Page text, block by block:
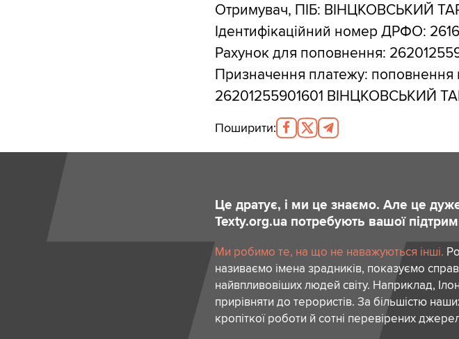
Отримувач, ПІБ: ВІНЦКОВСЬКИЙ
Ідентифікаційний номер ДРФО:
Рахунок для поповнення:
Призначення платежу:
26201255901601 ВІНЦКОВСЬКИЙ
Поширити:
Це дратує, і ми це знаємо. Але це
Texty.org.ua потребують вашої
Ми робимо те, на що не наважуються інші.
називаємо імена зрадників, показуємо
найвпливовіших людей світу. Наприклад,
прирівняти до терористів. За більшістю
кропіткої роботи й сотні перевірених